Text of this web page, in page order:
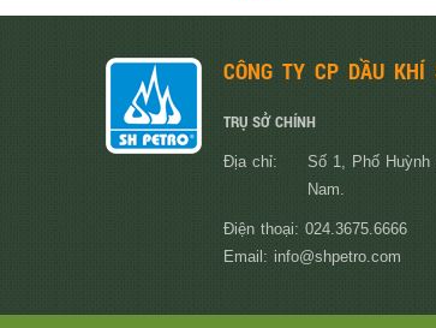
CÔNG TY CP DẦU
TRỤ SỞ CHÍNH
Địa chỉ:
Số 1, Phố
Nam.
Điện thoại: 024.3675.6666
Email: info@shpetro.com